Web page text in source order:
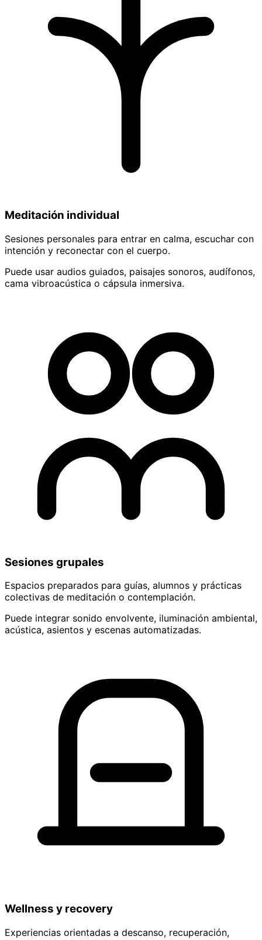
Meditación individual
Sesiones personales para entrar en calma, escuchar con
intención y reconectar con el cuerpo.
Puede usar audios guiados, paisajes sonoros, audífonos,
cama vibroacústica o cápsula inmersiva.
Sesiones grupales
Espacios preparados para guías, alumnos y prácticas
colectivas de meditación o contemplación.
Puede integrar sonido envolvente, iluminación ambiental,
acústica, asientos y escenas automatizadas.
Wellness y recovery
Experiencias orientadas a descanso, recuperación,